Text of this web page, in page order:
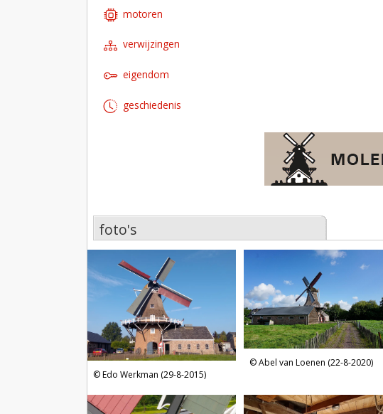
motoren
verwijzingen
eigendom
geschiedenis
foto's
Edo Werkman (29-8-2015)
Abel van Loenen (22-8-2020)